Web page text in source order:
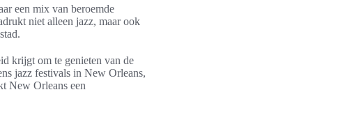
een mix van beroemde
niet alleen jazz, maar ook
krijgt om te genieten van de
jazz festivals in New Orleans,
New Orleans een